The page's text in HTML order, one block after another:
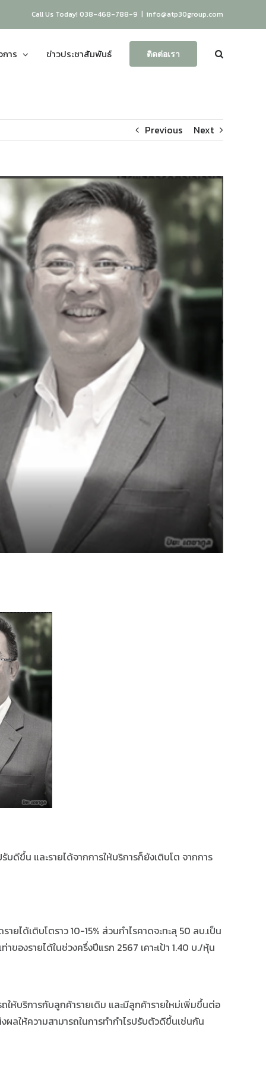
Call Us Today! 038-468-788-9 | info@atp30group.com
าร ข่าวประชาสัมพันธ์ ติดต่อเรา
Previous Next
ดีขึ้น และรายได้จากการให้บริการก็ยังเติบโต จากการ
ได้เติบโตราว 10-15% ส่วนกำไรคาดจะทะลุ 50 ลบ.เป็น
องรายได้ในช่วงครึ่งปีแรก 2567 เคาะเป้า 1.40 บ./หุ้น
ให้บริการกับลูกค้ารายเดิม และมีลูกค้ารายใหม่เพิ่มขึ้นต่อ
ลให้ความสามารถในการทำกำไรปรับตัวดีขึ้นเช่นกัน